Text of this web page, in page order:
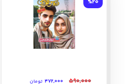
%20
۵۹۰,۰۰۰ ۴۷۲,۰۰۰ تومان